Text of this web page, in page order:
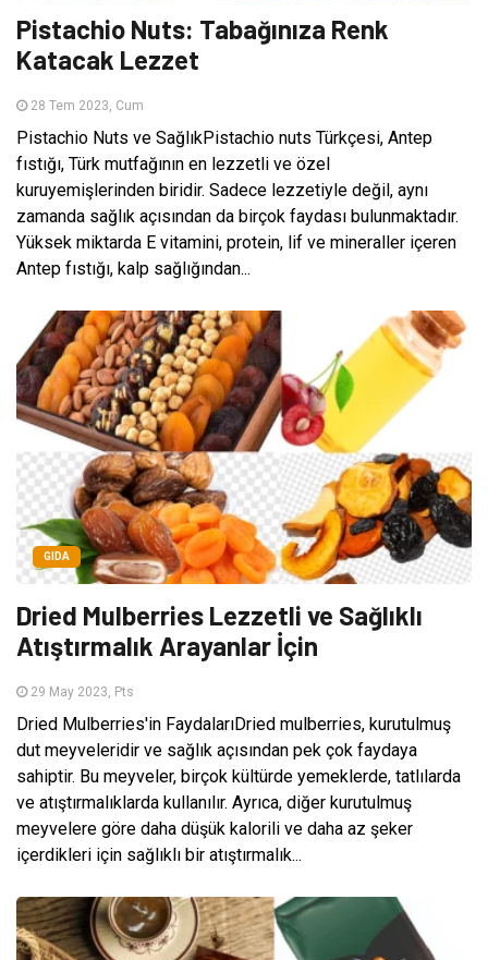
Pistachio Nuts: Tabağınıza Renk
Katacak Lezzet
28 Tem 2023, Cum
Pistachio Nuts ve SağlıkPistachio nuts Türkçesi, Antep
fıstığı, Türk mutfağının en lezzetli ve özel
kuruyemişlerinden biridir. Sadece lezzetiyle değil, aynı
zamanda sağlık açısından da birçok faydası bulunmaktadır.
Yüksek miktarda E vitamini, protein, lif ve mineraller içeren
Antep fıstığı, kalp sağlığından...
GIDA
Dried Mulberries Lezzetli ve Sağlıklı
Atıştırmalık Arayanlar İçin
29 May 2023, Pts
Dried Mulberries'in FaydalarıDried mulberries, kurutulmuş
dut meyveleridir ve sağlık açısından pek çok faydaya
sahiptir. Bu meyveler, birçok kültürde yemeklerde, tatlılarda
ve atıştırmalıklarda kullanılır. Ayrıca, diğer kurutulmuş
meyvelere göre daha düşük kalorili ve daha az şeker
içerdikleri için sağlıklı bir atıştırmalık...